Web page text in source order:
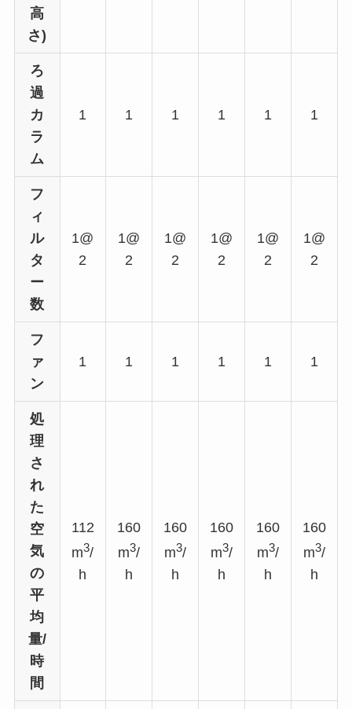
高
さ)
ろ
過
カ
ラ
ム
1 1 1 1 1 1
フ
ィ
ル
タ
ー
数
1@
2
1@
2
1@
2
1@
2
1@
2
1@
2
フ
ァ
ン
1 1 1 1 1 1
処
理
さ
れ
た
空
気
の
平
均
量/
時
間
112
m3/
h
160
m3/
h
160
m3/
h
160
m3/
h
160
m3/
h
160
m3/
h